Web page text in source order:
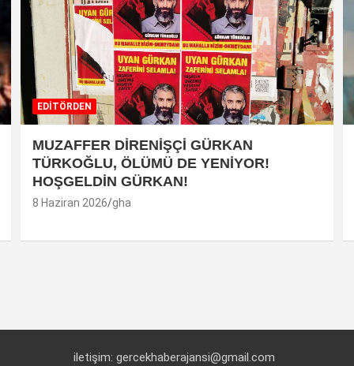
EDİTÖRDEN
MUZAFFER DİRENİŞÇİ GÜRKAN
TÜRKOĞLU, ÖLÜMÜ DE YENİYOR!
HOŞGELDİN GÜRKAN!
8 Haziran 2026 gha
iletişim: gercekhaberajansi@gmail.com